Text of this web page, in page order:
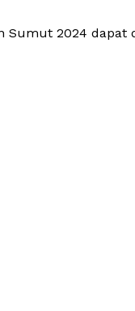
Sumut 2024